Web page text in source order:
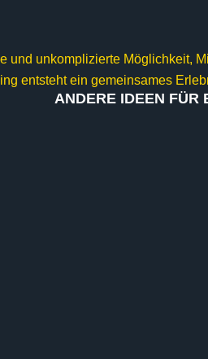
und unkomplizierte
entsteht ein gemeinsames
ANDERE IDEEN FÜR